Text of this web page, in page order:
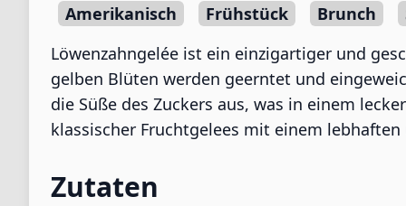
Amerikanisch Frühstück Brunch
Löwenzahngelée ist ein einzigartiger und
gelben Blüten werden geerntet und
die Süße des Zuckers aus, was in einem
klassischer Fruchtgelees mit einem
Zutaten